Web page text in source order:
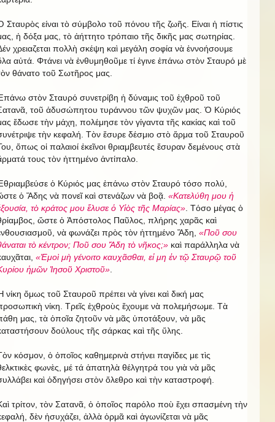
Σταυρὸς είναι τὸ σύμβολο τοῦ πόνου τῆς ζωῆς. Είναι ἡ πίστις
ἡ δόξα μας, τὸ ἀήττητο τρόπαιο τῆς δικῆς μας σωτηρίας.
χρειαζεται πολλὴ σκέψη καὶ μεγάλη σοφία νὰ ἐννοήσουμε
αὐτά. Φτάνει νὰ ἐνθυμηθοῦμε τί ἐγινε ἐπάνω στὸν Σταυρό μὲ
θάνατο τοῦ Σωτῆρος μας.
στὸν Σταυρό συνετρίβη ἡ δύναμις τοῦ ἐχθροῦ τοῦ
τοῦ ἀδυσώπητου τυράννου τῶν ψυχῶν μας. Ὁ Κύριός
ἔδωσε τὴν μάχη, πολέμησε τὸν γίγαντα τῆς κακίας καὶ τοῦ
τὴν κεφαλή. Τὸν ἔσυρε δέσμιο στὸ ἅρμα τοῦ Σταυροῦ
ὅπως οἱ παλαιοί ἐκεῖνοι θριαμβευτές ἔσυραν δεμένους στὰ
τους τὸν ἡττημένο ἀντίπαλο.
ὁ Κύριός μας ἐπάνω στὸν Σταυρό τόσο πολύ,
ὁ Ἅδης νὰ πονεῖ καὶ στενάζων νὰ βοᾷ. «Κατελύθη μου ἡ
τὸ κράτος μου ἔλυσε ὁ Υἱὸς τῆς Μαρίας» . Τόσο μέγας ὁ
ὥστε ὁ Ἀπόστολος Παῦλος, πλήρης χαρᾶς καὶ
νὰ φωνάζει πρὸς τὸν ἡττημένο Ἅδη, «Ποῦ σου
τὸ κέντρον; Ποῦ σου Ἅδη τὸ νῆκος;» καὶ παράλληλα νὰ
«Ἐμοὶ μὴ γένοιτο καυχᾶσθαι, εἰ μη ἐν τῷ Σταυρῷ τοῦ
ἡμῶν Ἰησοῦ Χριστοῦ»
νίκη ὄμως τοῦ Σταυροῦ πρέπει νὰ γίνει καὶ δική μας
νίκη. Τρεῖς ἐχθροὺς ἔχουμε νὰ πολεμήσωμε. Τὰ
μας, τὰ ὁποῖα ζητοῦν νὰ μᾶς ὑποτάξουν, νὰ μᾶς
δούλους τῆς σάρκας καὶ τῆς ὕλης.
κόσμον, ὁ ὁποῖος καθημερινὰ στήνει παγίδες με τὶς
φωνὲς, μέ τά ἀπατηλὰ θέλγητρά του γιὰ νὰ μᾶς
καὶ ὁδηγήσει στὸν ὄλεθρο καὶ τὴν καταστροφή.
τρίτον, τὸν Σατανᾶ, ὁ ὁποῖος παρόλο ποὺ ἔχει σπασμένη τὴν
δὲν ἡσυχάζει, ἀλλὰ ὁρμᾶ καὶ ἀγωνίζεται νὰ μᾶς